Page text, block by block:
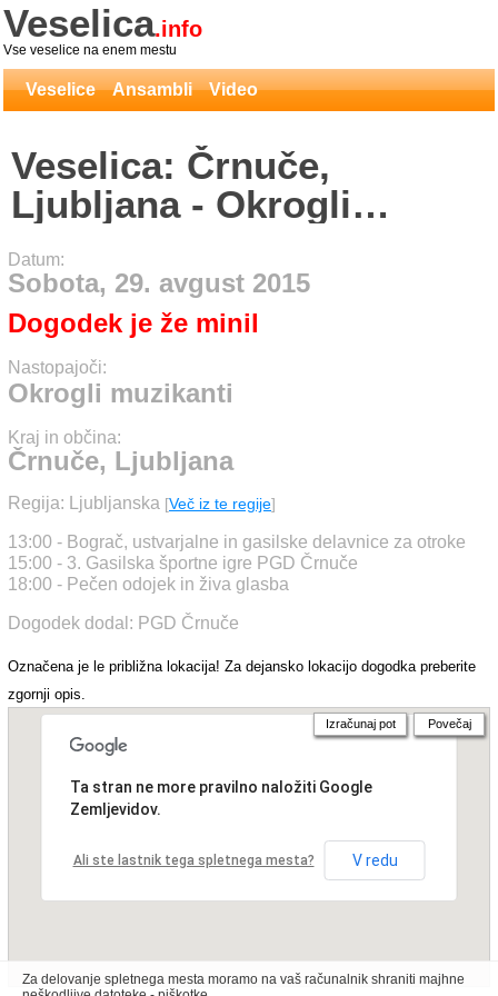
Veselica.info
Vse veselice na enem mestu
Veselice Ansambli Video
Veselica: Črnuče,
Ljubljana - Okrogli
muzikanti
Datum:
Sobota, 29. avgust 2015
Dogodek je že minil
Nastopajoči:
Okrogli muzikanti
Kraj in občina:
Črnuče, Ljubljana
Regija: Ljubljanska [Več iz te regije]
13:00 - Bograč, ustvarjalne in gasilske delavnice za otroke
15:00 - 3. Gasilska športne igre PGD Črnuče
18:00 - Pečen odojek in živa glasba
Dogodek dodal: PGD Črnuče
Označena je le približna lokacija! Za dejansko lokacijo dogodka preberite
zgornji opis.
Ta stran ne more pravilno naložiti Google
Zemljevidov.
Ali ste lastnik tega spletnega mesta? V redu
Izračunaj pot Povečaj
Za delovanje spletnega mesta moramo na vaš računalnik shraniti majhne